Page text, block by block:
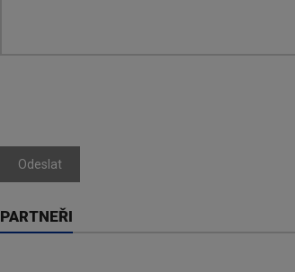
Odeslat
PARTNEŘI